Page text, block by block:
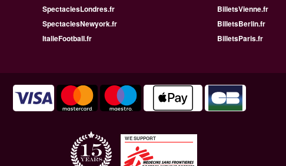
SpectaclesLondres.fr
BilletsVienne.fr
SpectaclesNewyork.fr
BilletsBerlin.fr
ItalieFootball.fr
BilletsParis.fr
WE SUPPORT